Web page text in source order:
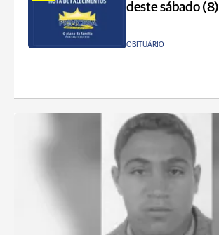
deste sábado (8)
OBITUÁRIO